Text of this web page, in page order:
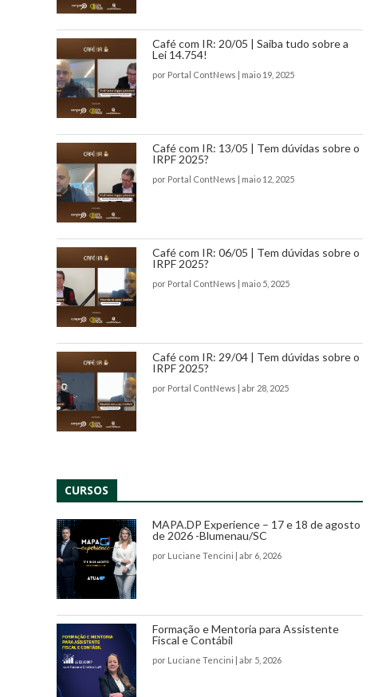
Café com IR: 20/05 | Saiba tudo sobre a
Lei 14.754!
por Portal ContNews | maio 19, 2025
Café com IR: 13/05 | Tem dúvidas sobre o
IRPF 2025?
por Portal ContNews | maio 12, 2025
Café com IR: 06/05 | Tem dúvidas sobre o
IRPF 2025?
por Portal ContNews | maio 5, 2025
Café com IR: 29/04 | Tem dúvidas sobre o
IRPF 2025?
por Portal ContNews | abr 28, 2025
CURSOS
MAPA.DP Experience – 17 e 18 de agosto
de 2026 -Blumenau/SC
por Luciane Tencini abr 6, 2026
Formação e Mentoria para Assistente
Fiscal e Contábil
por Luciane Tencini abr 5, 2026